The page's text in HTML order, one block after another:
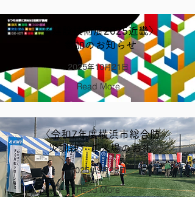
〈建設技術展2025近畿〉
参加のお知らせ
2025年10月21日
Read More
〈令和7年度横浜市総合防
災訓練〉ご来場のお礼
2025年9月29日
Read More